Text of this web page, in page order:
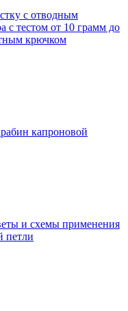
с отводным
с тестом от 10 грамм до
крючком
капроновой
и схемы применения
петли